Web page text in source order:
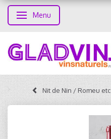
Skifte navigation
Menu
Nit de Nin / Romeu etc